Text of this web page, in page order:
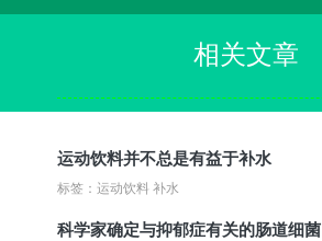
相关文章
运动饮料并不总是有益于补水
标签：运动饮料 补水
科学家确定与抑郁症有关的肠道细菌